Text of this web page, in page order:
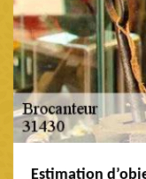
Estimation